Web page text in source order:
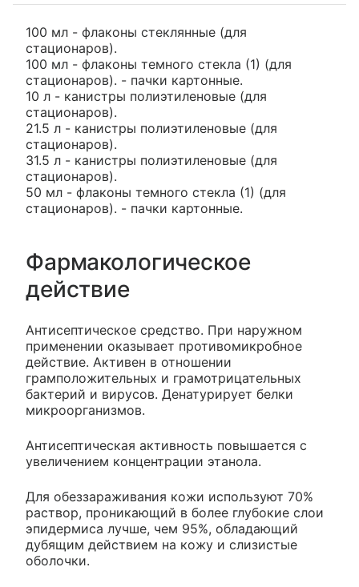
100 мл - флаконы стеклянные (для
стационаров).
100 мл - флаконы темного стекла (1) (для
стационаров). - пачки картонные.
10 л - канистры полиэтиленовые (для
стационаров).
21.5 л - канистры полиэтиленовые (для
стационаров).
31.5 л - канистры полиэтиленовые (для
стационаров).
50 мл - флаконы темного стекла (1) (для
стационаров). - пачки картонные.
Фармакологическое
действие
Антисептическое средство. При наружном
применении оказывает противомикробное
действие. Активен в отношении
грамположительных и грамотрицательных
бактерий и вирусов. Денатурирует белки
микроорганизмов.
Антисептическая активность повышается с
увеличением концентрации этанола.
Для обеззараживания кожи используют 70%
раствор, проникающий в более глубокие слои
эпидермиса лучше, чем 95%, обладающий
дубящим действием на кожу и слизистые
оболочки.